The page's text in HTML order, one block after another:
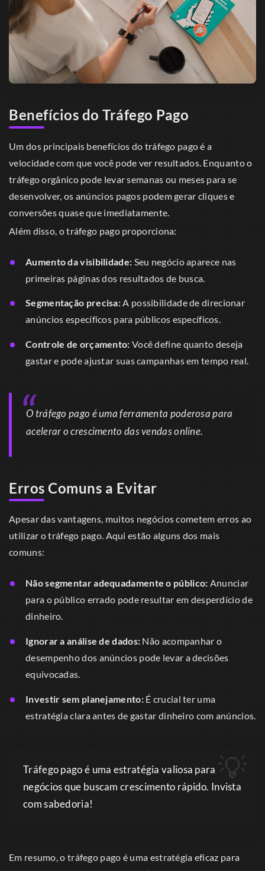
Benefícios do Tráfego Pago
Um dos principais benefícios do tráfego pago é a
velocidade com que você pode ver resultados. Enquanto o
tráfego orgânico pode levar semanas ou meses para se
desenvolver, os anúncios pagos podem gerar cliques e
conversões quase que imediatamente.
Além disso, o tráfego pago proporciona:
Aumento da visibilidade: Seu negócio aparece nas
primeiras páginas dos resultados de busca.
Segmentação precisa:A possibilidade de direcionar
anúncios específicos para públicos específicos.
Controle de orçamento: Você define quanto deseja
gastar e pode ajustar suas campanhas em tempo real.
O tráfego pago é uma ferramenta poderosa para
acelerar o crescimento das vendas online.
Erros Comuns a Evitar
Apesar das vantagens, muitos negócios cometem erros ao
utilizar o tráfego pago. Aqui estão alguns dos mais
comuns:
Não segmentar adequadamente o público: Anunciar
para o público errado pode resultar em desperdício de
dinheiro.
Ignorar a análise de dados: Não acompanhar o
desempenho dos anúncios pode levar a decisões
equivocadas.
Investir sem planejamento:É crucial ter uma
estratégia clara antes de gastar dinheiro com anúncios.
Tráfego pago é uma estratégia valiosa para
negócios que buscam crescimento rápido. Invista
com sabedoria!
Em resumo, o tráfego pago é uma estratégia eficaz para